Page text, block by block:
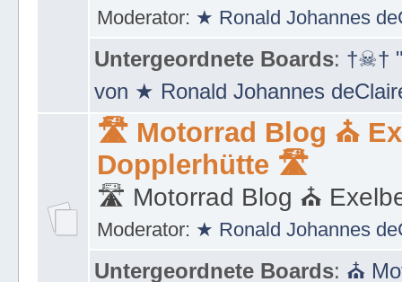
Moderator: ★ Ronald Johannes
Untergeordnete Boards: †☠†
von ★ Ronald Johannes
🛣 Motorrad Blog ⛪
Dopplerhütte 🛣
🛣 Motorrad Blog ⛪
Moderator: ★ Ronald Johannes
Untergeordnete Boards: ⛪